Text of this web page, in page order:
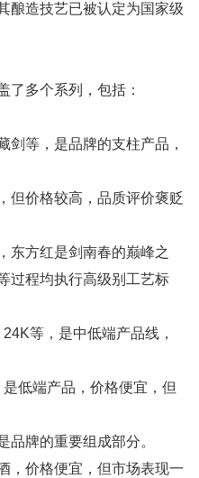
酿造技艺已被认定为国家级
了多个系列，包括：
等，是品牌的支柱产品，
但价格较高，品质评价褒贬
东方红是剑南春的巅峰之
过程均执行高级别工艺标
等，是中低端产品线，
低端产品，价格便宜，但
牌的重要组成部分。
，价格便宜，但市场表现一